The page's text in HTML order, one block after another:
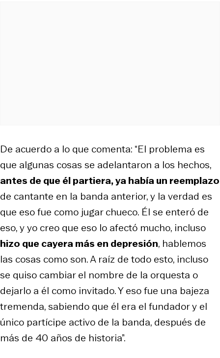
De acuerdo a lo que comenta: “El problema es
que algunas cosas se adelantaron a los hechos,
antes de que él partiera, ya había un reemplazo
de cantante en la banda anterior, y la verdad es
que eso fue como jugar chueco. Él se enteró de
eso, y yo creo que eso lo afectó mucho, incluso
hizo que cayera más en depresión, hablemos
las cosas como son. A raíz de todo esto, incluso
se quiso cambiar el nombre de la orquesta o
dejarlo a él como invitado. Y eso fue una bajeza
tremenda, sabiendo que él era el fundador y el
único partícipe activo de la banda, después de
más de 40 años de historia”.